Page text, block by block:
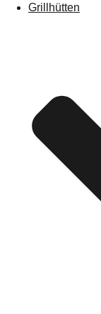
Grillhütten